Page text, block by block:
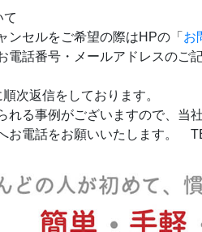
て
ンセルをご希望の際はHPの「 お
話番号・メールアドレスのご
次返信をしております。
る事例がございますので、当
電話をお願いいたします。